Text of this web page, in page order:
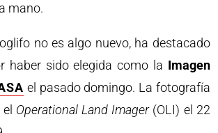
mano.
no es algo nuevo, ha destacado
haber sido elegida como la Imagen
el pasado domingo. La fotografía
Operational Land Imager(OLI) el 22